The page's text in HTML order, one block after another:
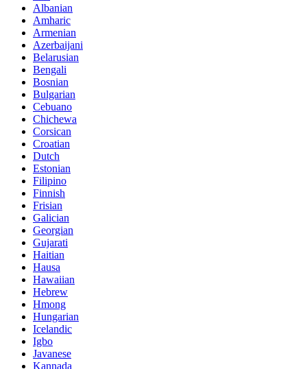
Albanian
Amharic
Armenian
Azerbaijani
Belarusian
Bengali
Bosnian
Bulgarian
Cebuano
Chichewa
Corsican
Croatian
Dutch
Estonian
Filipino
Finnish
Frisian
Galician
Georgian
Gujarati
Haitian
Hausa
Hawaiian
Hebrew
Hmong
Hungarian
Icelandic
Igbo
Javanese
Kannada